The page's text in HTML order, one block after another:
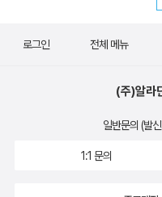
로그인 전체 메뉴
(주)알라
일반문의 (발
1:1 문의